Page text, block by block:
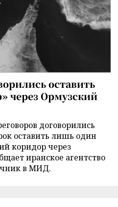
оставить
через Ормузский
договорились
оставить лишь один
коридор через
иранское агентство
в МИД.